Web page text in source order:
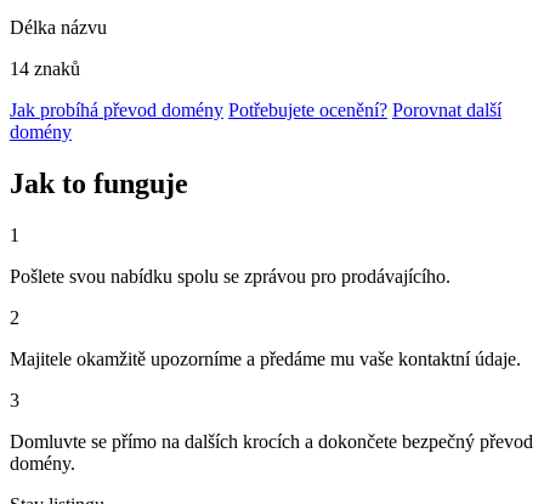
Délka názvu
14 znaků
Jak probíhá převod domény Potřebujete ocenění? Porovnat další
domény
Jak to funguje
1
Pošlete svou nabídku spolu se zprávou pro prodávajícího.
2
Majitele okamžitě upozorníme a předáme mu vaše kontaktní údaje.
3
Domluvte se přímo na dalších krocích a dokončete bezpečný převod
domény.